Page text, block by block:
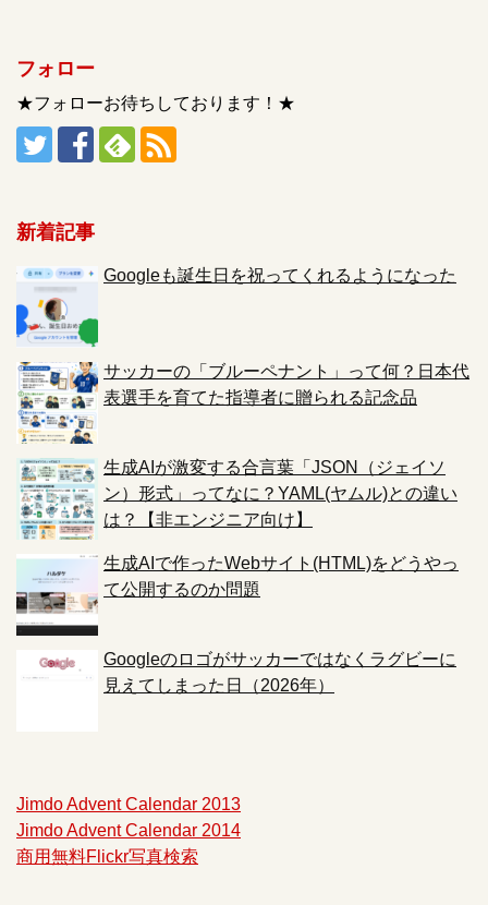
フォロー
★フォローお待ちしております！★
新着記事
Googleも誕生日を祝ってくれるようになった
サッカーの「ブルーペナント」って何？日本代
表選手を育てた指導者に贈られる記念品
生成AIが激変する合言葉「JSON（ジェイソ
ン）形式」ってなに？YAML(ヤムル)との違い
は？【非エンジニア向け】
生成AIで作ったWebサイト(HTML)をどうやっ
て公開するのか問題
Googleのロゴがサッカーではなくラグビーに
見えてしまった日（2026年）
Jimdo Advent Calendar 2013
Jimdo Advent Calendar 2014
商用無料Flickr写真検索